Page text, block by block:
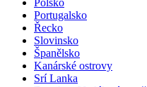
Polsko
Portugalsko
Řecko
Slovinsko
Španělsko
Kanárské ostrovy
Srí Lanka